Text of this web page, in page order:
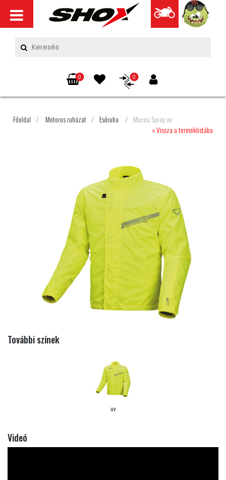
0 0
Főoldal / Motoros ruházat / Esőruha / Macna Spray uv
« Vissza a terméklistába
További színek
uv
Videó